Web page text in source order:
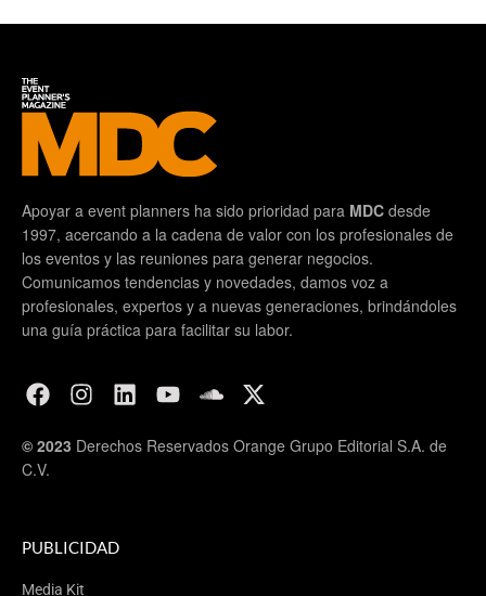
Apoyar a event planners ha sido prioridad para MDC desde
1997, acercando a la cadena de valor con los profesionales de
los eventos y las reuniones para generar negocios.
Comunicamos tendencias y novedades, damos voz a
profesionales, expertos y a nuevas generaciones, brindándoles
una guía práctica para facilitar su labor.
© 2023 Derechos Reservados Orange Grupo Editorial S.A. de
C.V.
PUBLICIDAD
Media Kit